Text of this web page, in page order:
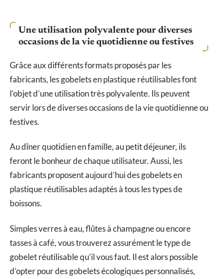
Une utilisation polyvalente pour diverses
occasions de la vie quotidienne ou festives
Grâce aux différents formats proposés par les
fabricants, les gobelets en plastique réutilisables font
l’objet d’une utilisation très polyvalente. Ils peuvent
servir lors de diverses occasions de la vie quotidienne ou
festives.
Au dîner quotidien en famille, au petit déjeuner, ils
feront le bonheur de chaque utilisateur. Aussi, les
fabricants proposent aujourd’hui des gobelets en
plastique réutilisables adaptés à tous les types de
boissons.
Simples verres à eau, flûtes à champagne ou encore
tasses à café, vous trouverez assurément le type de
gobelet réutilisable qu’il vous faut. Il est alors possible
d’opter pour des gobelets écologiques personnalisés,